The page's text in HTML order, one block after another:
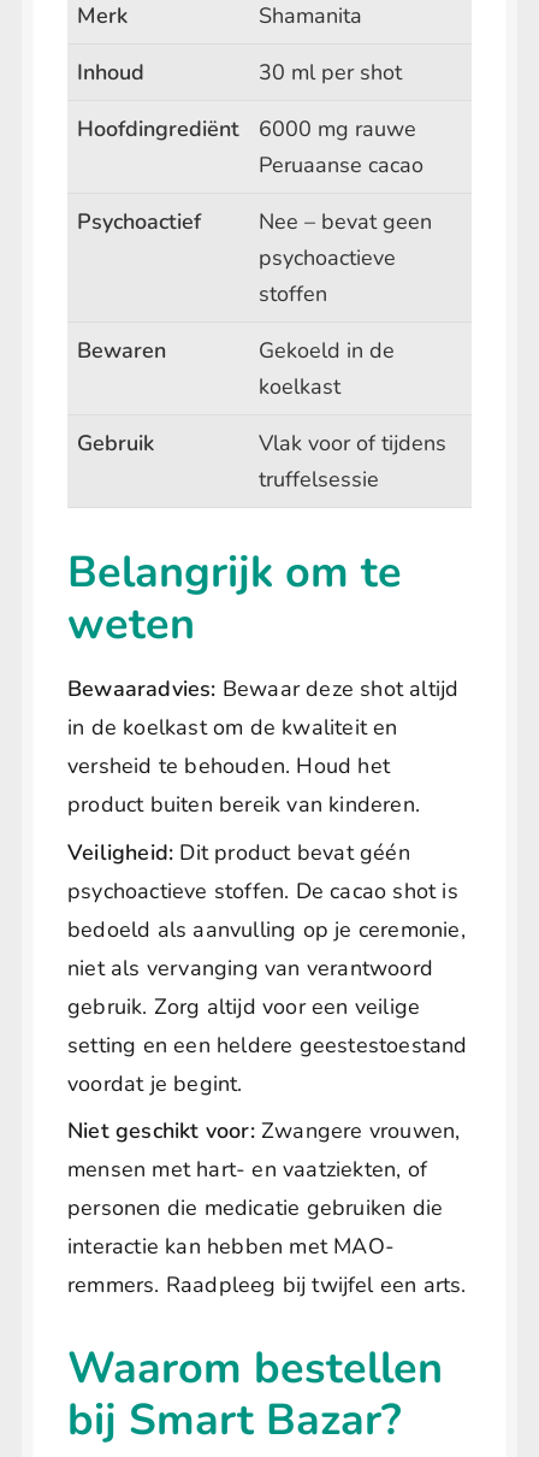
Merk
Shamanita
Inhoud
30 ml per shot
Hoofdingrediënt
6000 mg rauwe
Peruaanse cacao
Psychoactief
Nee – bevat geen
psychoactieve
stoffen
Bewaren
Gekoeld in de
koelkast
Gebruik
Vlak voor of tijdens
truffelsessie
Belangrijk om te
weten
Bewaaradvies: Bewaar deze shot altijd
in de koelkast om de kwaliteit en
versheid te behouden. Houd het
product buiten bereik van kinderen.
Veiligheid: Dit product bevat géén
psychoactieve stoffen. De cacao shot is
bedoeld als aanvulling op je ceremonie,
niet als vervanging van verantwoord
gebruik. Zorg altijd voor een veilige
setting en een heldere geestestoestand
voordat je begint.
Niet geschikt voor:Zwangere vrouwen,
mensen met hart- en vaatziekten, of
personen die medicatie gebruiken die
interactie kan hebben met MAO-
remmers. Raadpleeg bij twijfel een arts.
Waarom bestellen
bij Smart Bazar?